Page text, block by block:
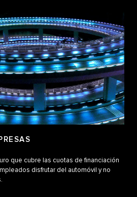
que cubre las cuotas de financiación
disfrutar del automóvil y no